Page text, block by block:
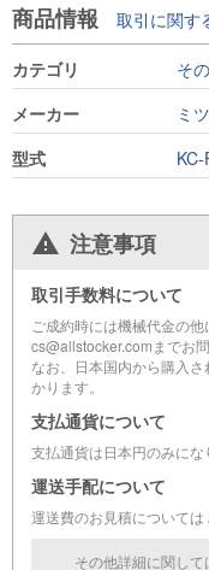
商品情報 取引に関す
カテゴリ
そ
メーカー
ミ
型式
注意事項
取引手数料について
ご成約時には機械代金の
cs@allstocker.comまでお
なお、日本国内から購入
かります。
支払通貨について
支払通貨は日本円のみにな
運送手配について
運送費のお見積については
その他詳細に関して